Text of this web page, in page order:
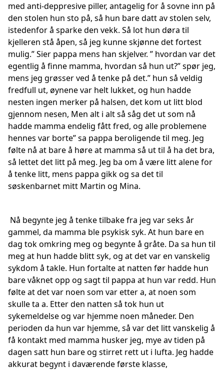
med anti-deppresive piller, antagelig for å sovne inn på
den stolen hun sto på, så hun bare datt av stolen selv,
istedenfor å sparke den vekk. Så lot hun døra til
kjelleren stå åpen, så jeg kunne skjønne det fortest
mulig.” Sier pappa mens han skjelver. ” hvordan var det
egentlig å finne mamma, hvordan så hun ut?” spør jeg,
mens jeg grøsser ved å tenke på det.” hun så veldig
fredfull ut, øynene var helt lukket, og hun hadde
nesten ingen merker på halsen, det kom ut litt blod
gjennom nesen, Men alt i alt så såg det ut som nå
hadde mamma endelig fått fred, og alle problemene
hennes var borte” sa pappa beroligende til meg. Jeg
følte nå at bare å høre at mamma så ut til å ha det bra,
så lettet det litt på meg. Jeg ba om å være litt alene for
å tenke litt, mens pappa gikk og sa det til
søskenbarnet mitt Martin og Mina.
Nå begynte jeg å tenke tilbake fra jeg var seks år
gammel, da mamma ble psykisk syk. At hun bare en
dag tok omkring meg og begynte å gråte. Da sa hun til
meg at hun hadde blitt syk, og at det var en vanskelig
sykdom å takle. Hun fortalte at natten før hadde hun
bare våknet opp og sagt til pappa at hun var redd. Hun
følte at det var noen som var etter a, at noen som
skulle ta a. Etter den natten så tok hun ut
sykemeldelse og var hjemme noen måneder. Den
perioden da hun var hjemme, så var det litt vanskelig å
få kontakt med mamma husker jeg, mye av tiden på
dagen satt hun bare og stirret rett ut i lufta. Jeg hadde
akkurat begynt i daværende første klasse,